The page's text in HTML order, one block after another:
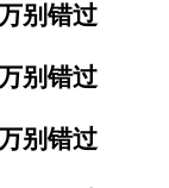
别错过
别错过
别错过